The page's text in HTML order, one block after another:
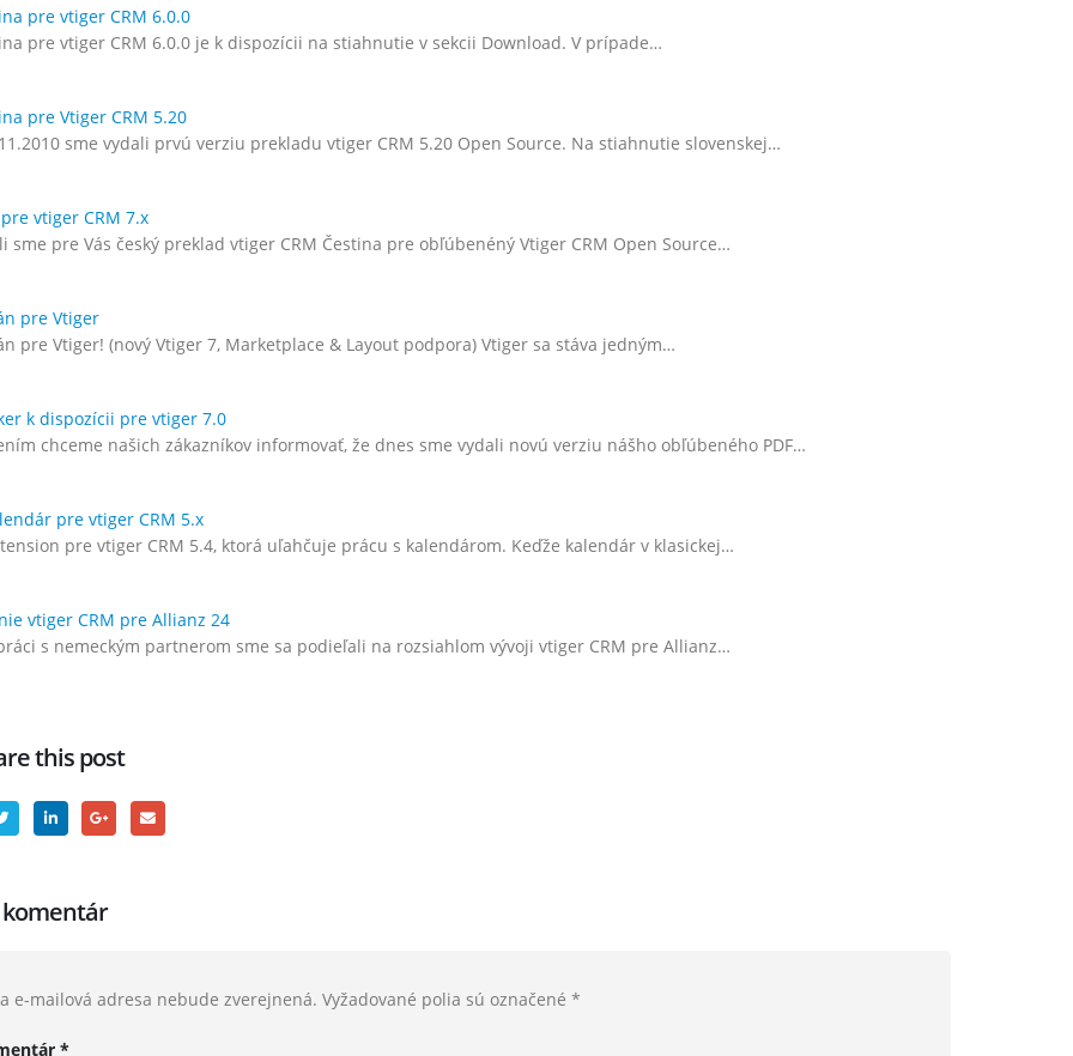
pre vtiger CRM 6.0.0
pre vtiger CRM 6.0.0 je k dispozícii na stiahnutie v sekcii Download. V prípade…
pre Vtiger CRM 5.20
sme vydali prvú verziu prekladu vtiger CRM 5.20 Open Source. Na stiahnutie slovenskej…
vtiger CRM 7.x
sme pre Vás český preklad vtiger CRM Čestina pre obľúbenéný Vtiger CRM Open Source…
pre Vtiger
pre Vtiger! (nový Vtiger 7, Marketplace & Layout podpora) Vtiger sa stáva jedným…
k dispozícii pre vtiger 7.0
chceme našich zákazníkov informovať, že dnes sme vydali novú verziu nášho obľúbeného PDF…
pre vtiger CRM 5.x
pre vtiger CRM 5.4, ktorá uľahčuje prácu s kalendárom. Keďže kalendár v klasickej…
vtiger CRM pre Allianz 24
s nemeckým partnerom sme sa podieľali na rozsiahlom vývoji vtiger CRM pre Allianz…
this post
e-mailová adresa nebude zverejnená. Vyžadované polia sú označené *
*
2022
– Jún 2022
– Máj 2022
– Apríl 2022
Vtiger rozšírenia – Január 2022
Vtiger rozšírenia – December 2021
7. decembra 2021